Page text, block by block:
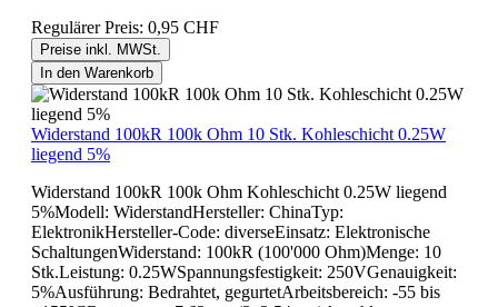
Regulärer Preis: 0,95 CHF
Preise inkl. MWSt.
In den Warenkorb
Widerstand 100kR 100k Ohm 10 Stk. Kohleschicht 0.25W
liegend 5%
Widerstand 100kR 100k Ohm Kohleschicht 0.25W liegend
5%Modell: WiderstandHersteller: ChinaTyp:
ElektronikHersteller-Code: diverseEinsatz: Elektronische
SchaltungenWiderstand: 100kR (100'000 Ohm)Menge: 10
Stk.Leistung: 0.25WSpannungsfestigkeit: 250VGenauigkeit:
5%Ausführung: Bedrahtet, gegurtetArbeitsbereich: -55 bis